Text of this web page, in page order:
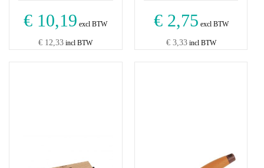
€ 10,19 excl BTW
€ 12,33 incl BTW
€ 2,75 excl BTW
€ 3,33incl BTW